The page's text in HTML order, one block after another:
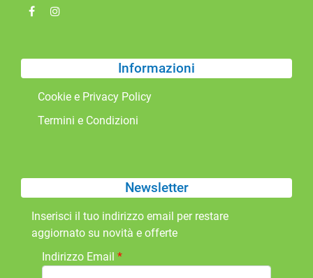
Informazioni
Cookie e Privacy Policy
Termini e Condizioni
Newsletter
Inserisci il tuo indirizzo email per restare
aggiornato su novità e offerte
Indirizzo Email *